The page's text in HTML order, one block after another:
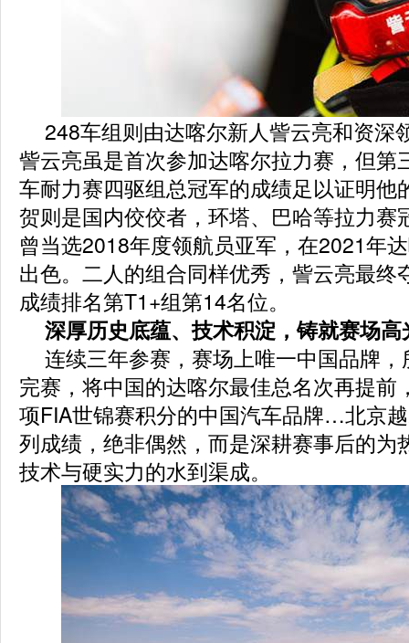
248车组则由达喀尔新人訾云亮和资深
訾云亮虽是首次参加达喀尔拉力赛，但第
车耐力赛四驱组总冠军的成绩足以证明他
贺则是国内佼佼者，环塔、巴哈等拉力赛
曾当选2018年度领航员亚军，在2021年
出色。二人的组合同样优秀，訾云亮最终
成绩排名第T1+组第14名位。
深厚历史底蕴、技术积淀，铸就赛场高
连续三年参赛，赛场上唯一中国品牌
完赛，将中国的达喀尔最佳总名次再提前
项FIA世锦赛积分的中国汽车品牌…北京
列成绩，绝非偶然，而是深耕赛事后的为
技术与硬实力的水到渠成。